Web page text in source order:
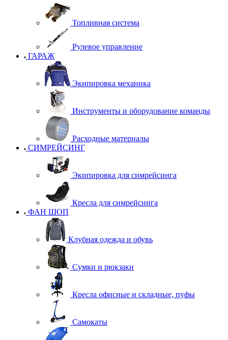
Топливная система
Рулевое управление
ГАРАЖ
Экипировка механика
Инструменты и оборудование команды
Расходные материалы
СИМРЕЙСИНГ
Экипировка для симрейсинга
Кресла для симрейсинга
ФАН ШОП
Клубная одежда и обувь
Сумки и рюкзаки
Кресла офисные и складные, пуфы
Самокаты